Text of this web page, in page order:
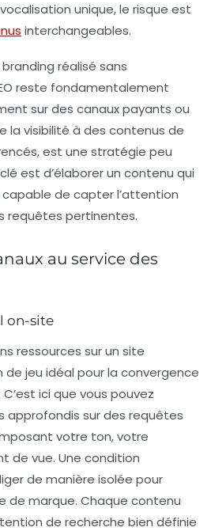
unique, le risque est
interchangeables.
réalisé sans
reste fondamentalement
sur des canaux payants ou
la visibilité à des contenus de
est une stratégie peu
est d’élaborer un contenu qui
de capter l’attention
requêtes pertinentes.
au service des
on-site
ressources sur un site
jeu idéal pour la convergence
C’est ici que vous pouvez
approfondis sur des requêtes
votre ton, votre
de vue. Une condition
de manière isolée pour
de marque. Chaque contenu
de recherche bien définie